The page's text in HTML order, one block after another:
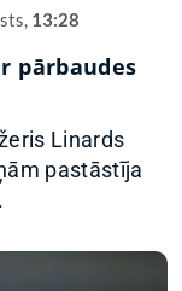
13:28
pārbaudes
Linards
pastāstīja